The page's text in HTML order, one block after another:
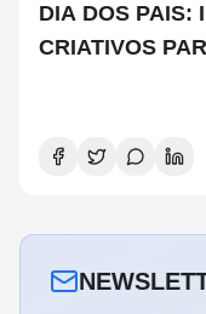
DIA DOS PAIS: IDEIAS DE PRESENTES
CRIATIVOS